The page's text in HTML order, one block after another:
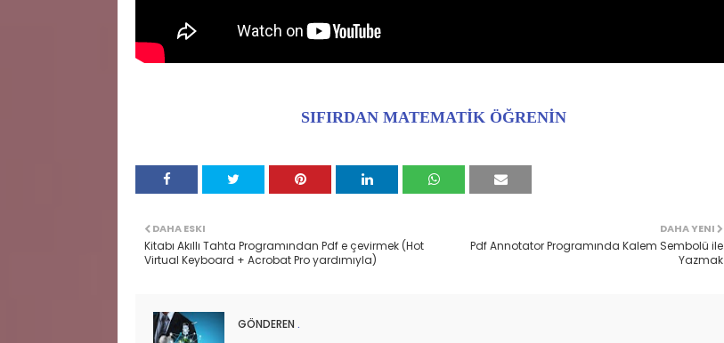
SIFIRDAN MATEMATİK ÖĞRENİN
DAHA YENI
Pdf Annotator Programında Kalem Sembolü ile
Yazmak
DAHA ESKI
Kitabı Akıllı Tahta Programından Pdf e çevirmek (Hot
Virtual Keyboard + Acrobat Pro yardımıyla)
GÖNDEREN .